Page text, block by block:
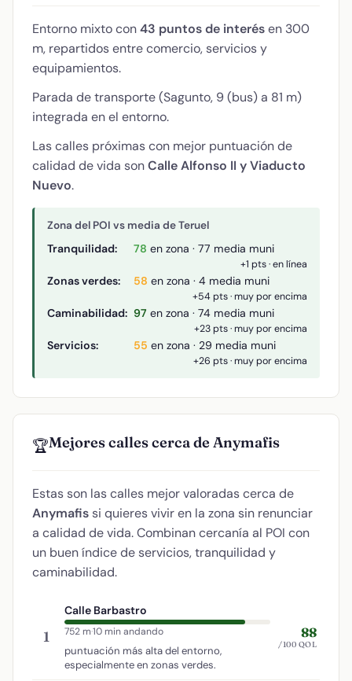
Entorno mixto con43 puntos de interésen 300
m, repartidos entre comercio, servicios y
equipamientos.
Parada de transporte (Sagunto, 9 (bus) a 81 m)
integrada en el entorno.
Las calles próximas con mejor puntuación de
calidad de vida sonCalle Alfonso II y Viaducto
Nuevo.
Zona del POI vs media de Teruel
Tranquilidad: 78 en zona · 77 media muni
+1 pts · en línea
Zonas verdes: 58 en zona · 4 media muni
+54 pts · muy por encima
Caminabilidad: 97 en zona · 74 media muni
+23 pts · muy por encima
Servicios: 55 en zona · 29 media muni
+26 pts · muy por encima
🏆Mejores calles cerca de Anymafis
Estas son las calles mejor valoradas cerca de
Anymafis si quieres vivir en la zona sin renunciar
a calidad de vida. Combinan cercanía al POI con
un buen índice de servicios, tranquilidad y
caminabilidad.
1
Calle Barbastro
752 m·10 min andando
puntuación más alta del entorno,
especialmente en zonas verdes.
88
/100 QOL